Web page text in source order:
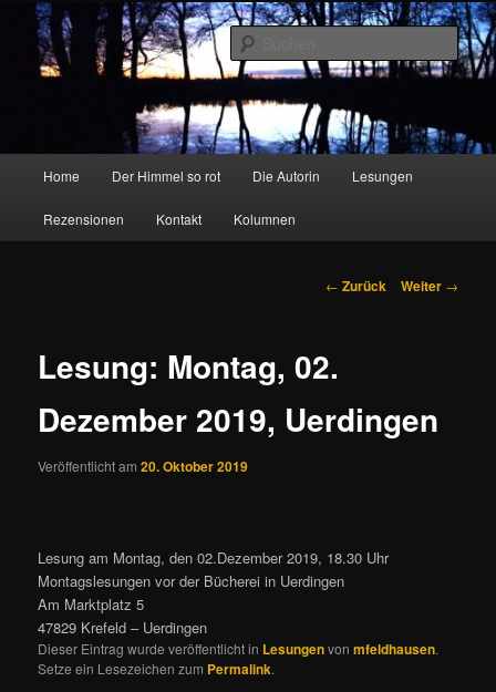
wechseln
Marion Feldhausen – Autorin
Home Der Himmel so rot Die Autorin Lesungen
Rezensionen Kontakt Kolumnen
Beitragsnavigation
← Zurück Weiter →
Lesung: Montag, 02.
Dezember 2019, Uerdingen
Veröffentlicht am20. Oktober 2019
Lesung am Montag, den 02.Dezember 2019, 18.30 Uhr
Montagslesungen vor der Bücherei in Uerdingen
Am Marktplatz 5
47829 Krefeld – Uerdingen
Dieser Eintrag wurde veröffentlicht in Lesungenvonmfeldhausen.
Setze ein Lesezeichen zum Permalink.